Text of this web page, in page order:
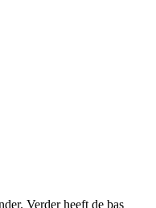
Verder heeft de bas